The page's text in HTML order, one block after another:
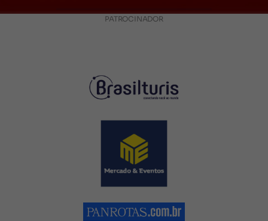
PATROCINADOR